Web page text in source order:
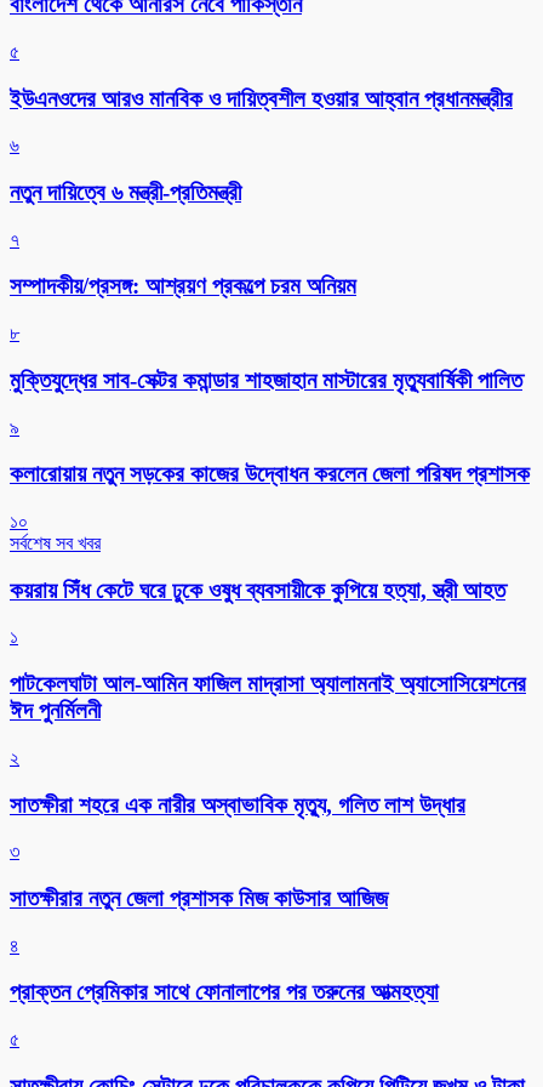
৫
ইউএনওদের আরও মানবিক ও দায়িত্বশীল হওয়ার আহ্বান প্রধানমন্ত্রীর
৬
নতুন দায়িত্বে ৬ মন্ত্রী-প্রতিমন্ত্রী
৭
সম্পাদকীয়/প্রসঙ্গ: আশ্রয়ণ প্রকল্পে চরম অনিয়ম
৮
মুক্তিযুদ্ধের সাব-সেক্টর কমান্ডার শাহজাহান মাস্টারের মৃত্যুবার্ষিকী পালিত
৯
কলারোয়ায় নতুন সড়কের কাজের উদ্বোধন করলেন জেলা পরিষদ প্রশাসক
১০
সর্বশেষ সব খবর
কয়রায় সিঁধ কেটে ঘরে ঢুকে ওষুধ ব্যবসায়ীকে কুপিয়ে হত্যা, স্ত্রী আহত
১
পাটকেলঘাটা আল-আমিন ফাজিল মাদ্রাসা অ্যালামনাই অ্যাসোসিয়েশনের
ঈদ পুনর্মিলনী
২
সাতক্ষীরা শহরে এক নারীর অস্বাভাবিক মৃত্যু, গলিত লাশ উদ্ধার
৩
সাতক্ষীরার নতুন জেলা প্রশাসক মিজ কাউসার আজিজ
৪
প্রাক্তন প্রেমিকার সাথে ফোনালাপের পর তরুনের আত্মহত্যা
৫